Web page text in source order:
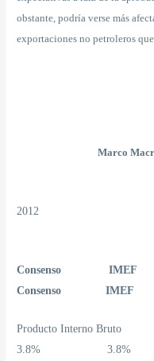
obstante, podría verse más
exportaciones no petroleros
Marco
2012
Consenso
Consenso IMEF
Producto
3.8%